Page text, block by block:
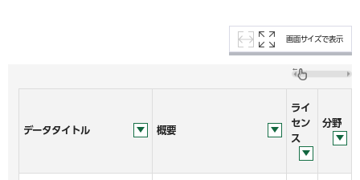
画面サイズで表示
データタイトル 概要
ライ
セン
ス
分野